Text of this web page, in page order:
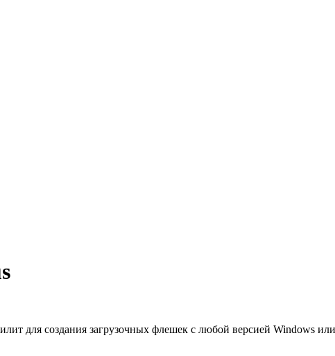
для создания загрузочных флешек с любой версией Windows